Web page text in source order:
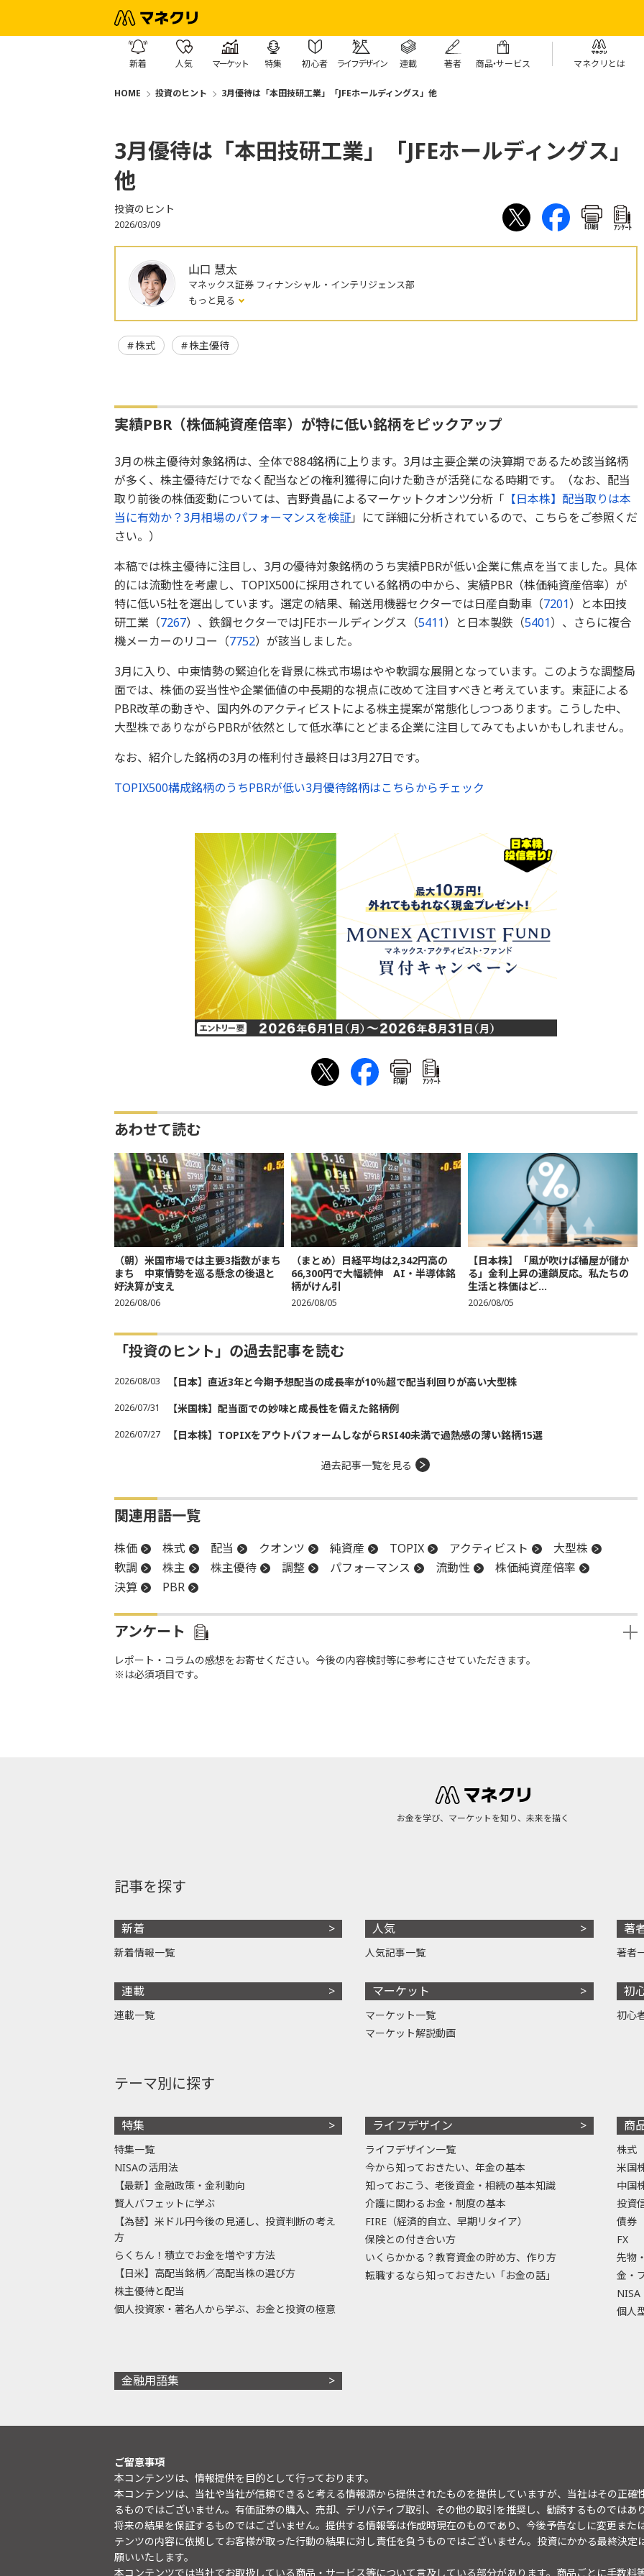
新着 人気 マーケット 特集 初心者 ライフデザイン 連載 著者 商品・サービス マネクリとは
HOME 投資のヒント 3月優待は「本田技研工業」「JFEホールディングス」他
3月優待は「本田技研工業」「JFEホールディングス」
他
投資のヒント
2026/03/09 印刷 ｱﾝｹｰﾄ
山口 慧太
マネックス証券 フィナンシャル・インテリジェンス部
もっと見る
株式 株主優待
実績PBR（株価純資産倍率）が特に低い銘柄をピックアップ
3月の株主優待対象銘柄は、全体で884銘柄に上ります。3月は主要企業の決算期であるため該当銘柄
が多く、株主優待だけでなく配当などの権利獲得に向けた動きが活発になる時期です。（なお、配当
取り前後の株価変動については、吉野貴晶によるマーケットクオンツ分析「 【日本株】配当取りは本
当に有効か？3月相場のパフォーマンスを検証」にて詳細に分析されているので、こちらをご参照くだ
さい。）
本稿では株主優待に注目し、3月の優待対象銘柄のうち実績PBRが低い企業に焦点を当てました。具体
的には流動性を考慮し、TOPIX500に採用されている銘柄の中から、実績PBR（株価純資産倍率）が
特に低い5社を選出しています。選定の結果、輸送用機器セクターでは日産自動車（7201）と本田技
研工業（7267）、鉄鋼セクターではJFEホールディングス（5411）と日本製鉄（5401）、さらに複合
機メーカーのリコー（7752）が該当しました。
3月に入り、中東情勢の緊迫化を背景に株式市場はやや軟調な展開となっています。このような調整局
面では、株価の妥当性や企業価値の中長期的な視点に改めて注目すべきと考えています。東証による
PBR改革の動きや、国内外のアクティビストによる株主提案が常態化しつつあります。こうした中、
大型株でありながらPBRが依然として低水準にとどまる企業に注目してみてもよいかもしれません。
なお、紹介した銘柄の3月の権利付き最終日は3月27日です。
TOPIX500構成銘柄のうちPBRが低い3月優待銘柄はこちらからチェック
印刷 ｱﾝｹｰﾄ
あわせて読む
（朝）米国市場では主要3指数がまち
まち 中東情勢を巡る懸念の後退と
好決算が支え
2026/08/06
（まとめ）日経平均は2,342円高の
66,300円で大幅続伸 AI・半導体銘
柄がけん引
2026/08/05
【日本株】「風が吹けば桶屋が儲か
る」金利上昇の連鎖反応。私たちの
生活と株価はど...
2026/08/05
「投資のヒント」の過去記事を読む
2026/08/03 【日本】直近3年と今期予想配当の成長率が10％超で配当利回りが高い大型株
2026/07/31 【米国株】配当面での妙味と成長性を備えた銘柄例
2026/07/27 【日本株】TOPIXをアウトパフォームしながらRSI40未満で過熱感の薄い銘柄15選
過去記事一覧を見る
関連用語一覧
株価 株式 配当 クオンツ 純資産 TOPIX アクティビスト
大型株
軟調
株主 株主優待 調整 パフォーマンス 流動性
株価純資産倍率
決算
PBR
アンケート
レポート・コラムの感想をお寄せください。今後の内容検討等に参考にさせていただきます。
※は必須項目です。
お金を学び、マーケットを知り、未来を描く
記事を探す
新着
新着情報一覧
連載
連載一覧
人気
人気記事一覧
マーケット
マーケット一覧
マーケット解説動画
著
著者
初
初心
テーマ別に探す
特集
特集一覧
NISAの活用法
【最新】金融政策・金利動向
賢人バフェットに学ぶ
【為替】米ドル円今後の見通し、投資判断の考え
方
らくちん！積立でお金を増やす方法
【日米】高配当銘柄／高配当株の選び方
株主優待と配当
個人投資家・著名人から学ぶ、お金と投資の極意
ライフデザイン
ライフデザイン一覧
今から知っておきたい、年金の基本
知っておこう、老後資金・相続の基本知識
介護に関わるお金・制度の基本
FIRE（経済的自立、早期リタイア）
保険との付き合い方
いくらかかる？教育資金の貯め方、作り方
転職するなら知っておきたい「お金の話」
商
株式
米国
中国
投資
債券
FX
先物
金・
NISA
個人
金融用語集
ご留意事項
本コンテンツは、情報提供を目的として行っております。
本コンテンツは、当社や当社が信頼できると考える情報源から提供されたものを提供していますが、当社はその正
るものではございません。有価証券の購入、売却、デリバティブ取引、その他の取引を推奨し、勧誘するものでは
将来の結果を保証するものではございません。提供する情報等は作成時現在のものであり、今後予告なしに変更また
テンツの内容に依拠してお客様が取った行動の結果に対し責任を負うものではございません。投資にかかる最終決
願いいたします。
本コンテンツでは当社でお取扱している商品・サービス等について言及している部分があります。商品ごとに手数料